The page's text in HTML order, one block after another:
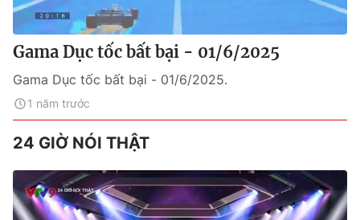
Gama Dục tốc bất bại - 01/6/2025
Gama Dục tốc bất bại - 01/6/2025.
1 năm trước
24 GIỜ NÓI THẬT